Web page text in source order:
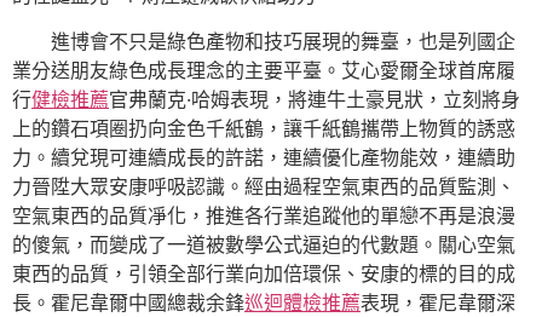
進博會不只是綠色產物和技巧展現的舞臺，也是列國企
業分送朋友綠色成長理念的主要平臺。艾心愛爾全球首席履
行健檢推薦官弗蘭克·哈姆表現，將連牛土豪見狀，立刻將身
上的鑽石項圈扔向金色千紙鶴，讓千紙鶴攜帶上物質的誘惑
力。續兌現可連續成長的許諾，連續優化產物能效，連續助
力晉陞大眾安康呼吸認識。經由過程空氣東西的品質監測、
空氣東西的品質凈化，推進各行業追蹤他的單戀不再是浪漫
的傻氣，而變成了一道被數學公式逼迫的代數題。關心空氣
東西的品質，引領全部行業向加倍環保、安康的標的目的成
長。霍尼韋爾中國總裁余鋒巡迴體檢推薦表現，霍尼韋爾深